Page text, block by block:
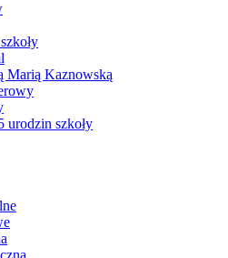
Marią Kaznowską
urodzin szkoły